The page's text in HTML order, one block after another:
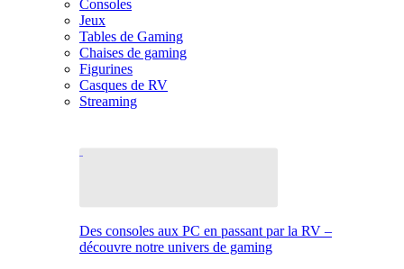
Consoles
Jeux
Tables de Gaming
Chaises de gaming
Figurines
Casques de RV
Streaming
Des consoles aux PC en passant par la RV –
découvre notre univers de gaming